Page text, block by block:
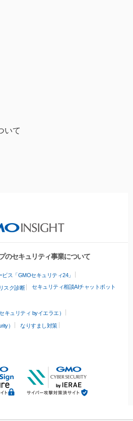
いて
のセキュリティ事業について
ス「GMOセキュリティ24」
スク診断 セキュリティ相談AIチャットボット
キュリティ byイエラエ）
）
なりすまし対策